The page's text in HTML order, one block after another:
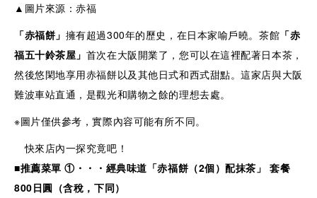
▲圖片來源：赤福
「赤福餅 」 擁有超過300年的歷史，在日本家喻戶曉。茶館 「赤
福五十鈴茶屋 」 首次在大阪開業了，您可以在這裡配著日本茶，
然後悠閑地享用赤福餅以及其他日式和西式甜點。這家店與大阪
難波車站直通，是觀光和購物之餘的理想去處。
※圖片僅供參考，實際內容可能有所不同。
快來店內一探究竟吧！
■推薦菜單 ①・・・經典味道「赤福餅（2個）配抹茶 」 套餐
800日圓 （含稅，下同）